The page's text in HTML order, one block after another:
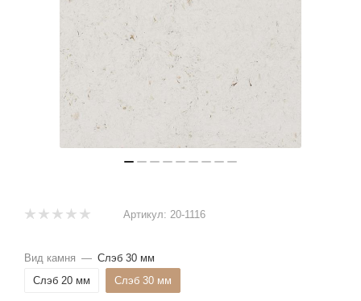
Артикул: 20-1116
Вид камня — Слэб 30 мм
Слэб 20 мм
Слэб 30 мм